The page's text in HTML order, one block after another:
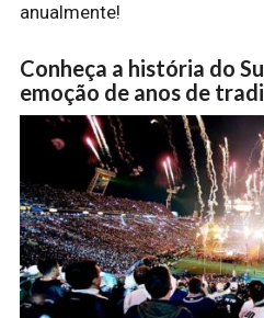
anualmente!
Conheça a história do
emoção de anos de